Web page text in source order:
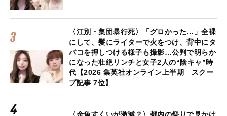
〈江別・集団暴行死〉「グロかった…」全裸
にして、髪にライターで火をつけ、背中にタ
バコを押しつける様子も撮影…公判で明らか
になった壮絶リンチと女子2人の“陰キャ”時
代【2026 集英社オンライン上半期 スクー
プ記事 7位】